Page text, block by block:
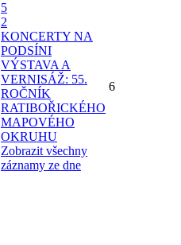
5
2
KONCERTY NA
PODSÍNI
VÝSTAVA A
VERNISÁŽ: 55.
ROČNÍK
RATIBOŘICKÉHO
MAPOVÉHO
OKRUHU
Zobrazit všechny
záznamy ze dne
6